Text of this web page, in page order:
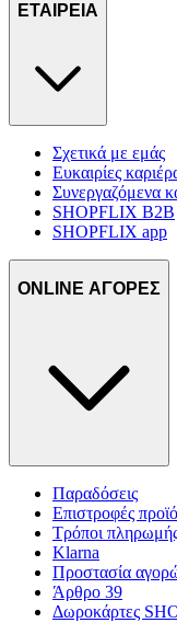
ΕΤΑΙΡΕΙΑ
Σχετικά με εμάς
Ευκαιρίες
Συνεργαζόμενα
SHOPFLIX B2B
SHOPFLIX app
ONLINE ΑΓΟΡΕΣ
Παραδόσεις
Επιστροφές
Τρόποι
Klarna
Προστασία
Άρθρο 39
Δωροκάρτες